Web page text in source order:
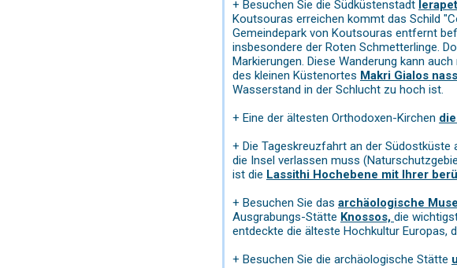
+ Besuchen Sie die Südküstenstadt
Koutsouras erreichen kommt das Schild
Gemeindepark von Koutsouras entfernt
insbesondere der Roten Schmetterlinge.
Markierungen. Diese Wanderung kann
des kleinen Küstenortes Makri Gialos
Wasserstand in der Schlucht zu hoch ist.
+ Eine der ältesten Orthodoxen-Kirchen
+ Die Tageskreuzfahrt an der
die Insel verlassen muss
ist die Lassithi Hochebene mit Ihrer
+ Besuchen Sie das archäologische
Ausgrabungs-Stätte Knossos, die
entdeckte die älteste Hochkultur Europas,
+ Besuchen Sie die archäologische Stätte